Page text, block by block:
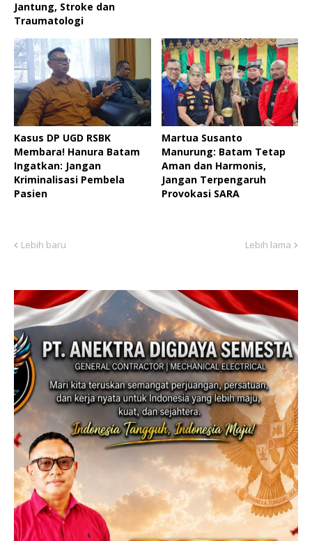
Jantung, Stroke dan
Traumatologi
Kasus DP UGD RSBK
Membara! Hanura Batam
Ingatkan: Jangan
Kriminalisasi Pembela
Pasien ‎
Martua Susanto
Manurung: Batam Tetap
Aman dan Harmonis,
Jangan Terpengaruh
Provokasi SARA
Lebih baru Lebih lama